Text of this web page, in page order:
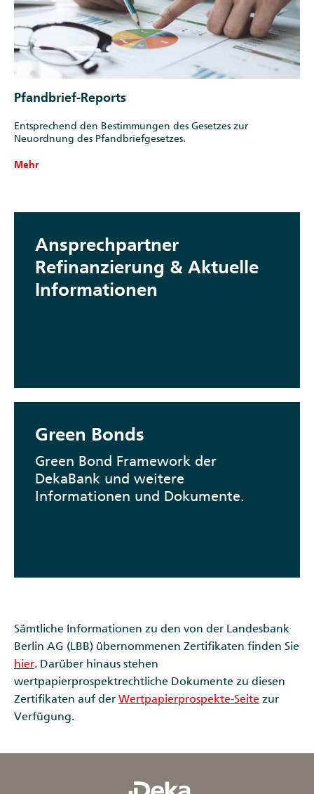
Pfandbrief-Reports
Entsprechend den Bestimmungen des Gesetzes zur
Neuordnung des Pfandbriefgesetzes.
Mehr
Ansprechpartner
Refinanzierung & Aktuelle
Informationen
Green Bonds
Green Bond Framework der
DekaBank und weitere
Informationen und Dokumente.
Sämtliche Informationen zu den von der Landesbank
Berlin AG (LBB) übernommenen Zertifikaten finden Sie
hier. Darüber hinaus stehen
wertpapierprospektrechtliche Dokumente zu diesen
Zertifikaten auf der Wertpapierprospekte-Seite zur
Verfügung.